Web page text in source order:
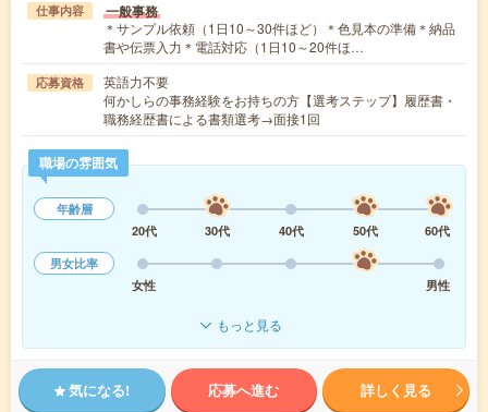
仕事内容 一般事務
＊サンプル依頼（1日10～30件ほど）＊色見本の準備＊納品
書や伝票入力＊電話対応（1日10～20件ほ…
応募資格
英語力不要
何かしらの事務経験をお持ちの方【選考ステップ】履歴書・
職務経歴書による書類選考→面接1回
職場の雰囲気
年齢層
20代
30代 40代 50代
60代
男女比率
女性
男性
もっと見る
気になる! 応募へ進む 詳しく見る